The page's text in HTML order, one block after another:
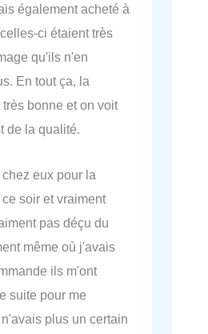
également acheté à
ci étaient très
qu'ils n'en
En tout ça, la
bonne et on voit
de la qualité.
eux pour la
soir et vraiment
pas déçu du
même où j'avais
ils m'ont
suite pour me
plus un certain